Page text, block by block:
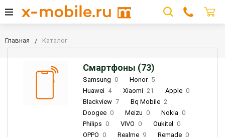
Главная Каталог
Смартфоны (73)
Samsung 0 Honor 5
Huawei 4 Xiaomi 21 Apple 0
Blackview 7 Bq Mobile 2
Doogee 0 Meizu 0 Nokia 0
Philips 0 VIVO 0 Oukitel
0
OPPO 0 Realme 9 Remade 0